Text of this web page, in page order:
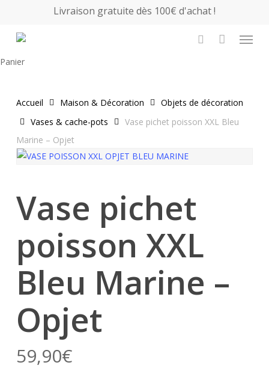
main
Livraison gratuite dès 100€ d'achat !
Menu
PanierClose
Accueil Maison & Décoration
Objets de décoration
Vases & cache-pots
Vase pichet poisson XXL Bleu
Marine – Opjet
Vase pichet
poisson XXL
Bleu Marine –
Opjet
59,90€